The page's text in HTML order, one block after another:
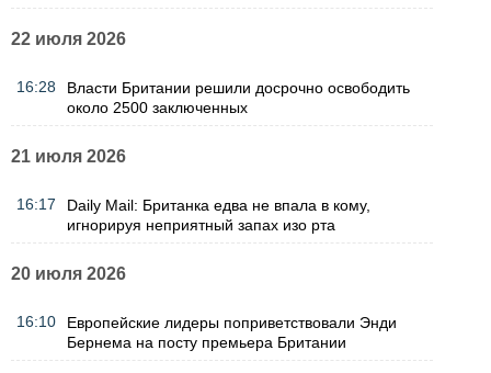
22 июля 2026
16:28
Власти Британии решили досрочно освободить
около 2500 заключенных
21 июля 2026
16:17
Daily Mail: Британка едва не впала в кому,
игнорируя неприятный запах изо рта
20 июля 2026
16:10
Европейские лидеры поприветствовали Энди
Бернема на посту премьера Британии